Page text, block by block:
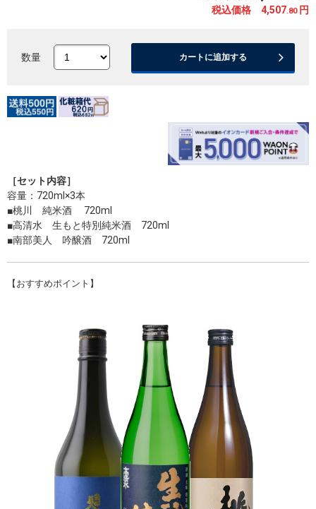
税込価格 4,507.80円
数量 カートに追加する
［セット内容］
容量：720ml×3本
■桃川 純米酒 720ml
■高清水 生もと特別純米酒 720ml
■南部美人 吟醸酒 720ml
【おすすめポイント】